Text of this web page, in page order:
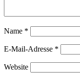
Name *
E-Mail-Adresse *
Website